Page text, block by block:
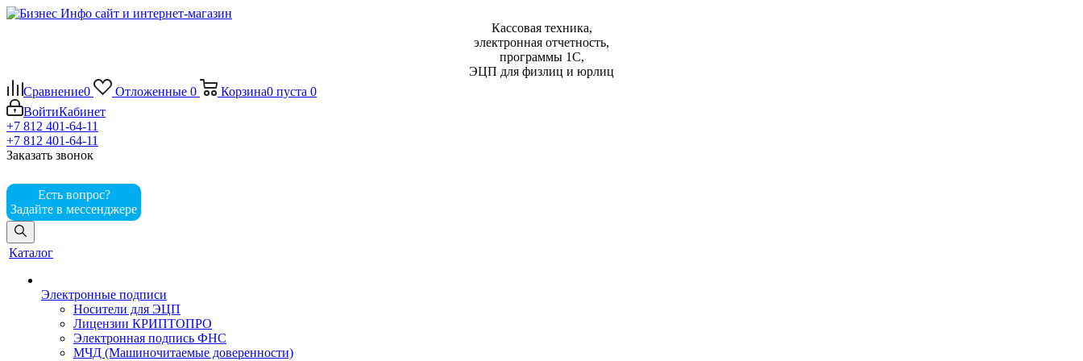
Кассовая техника,
электронная отчетность,
программы 1С,
ЭЦП для физлиц и юрлиц
Сравнение0 Отложенные 0 Корзина0 пуста 0
ВойтиКабинет
+7 812 401-64-11
+7 812 401-64-11
Заказать звонок
Есть вопрос?
Задайте в мессенджере
Каталог
Электронные подписи
Носители для ЭЦП
Лицензии КРИПТОПРО
Электронная подпись ФНС
МЧД (Машиночитаемые доверенности)